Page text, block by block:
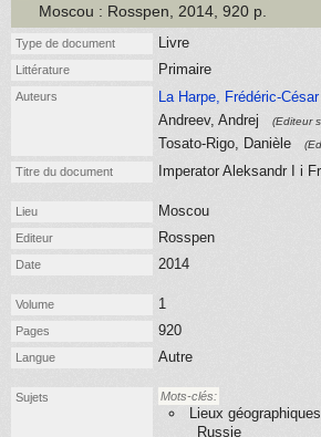
Moscou : Rosspen , 2014 , 920 p.
Type de document Livre
Littérature Primaire
Auteurs La Harpe, Frédéric-
Andreev, Andrej (Editeur
Tosato-Rigo, Danièle
Titre du document Imperator Aleksandr I i
Lieu Moscou
Editeur Rosspen
Date 2014
Volume 1
Pages 920
Langue Autre
Sujets Mots-clés:
Lieux géographiques
Russie